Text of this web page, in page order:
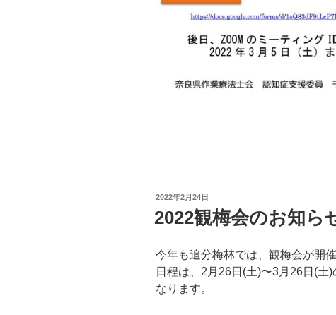
投
日:
2022年2月24日
2022観梅会のお知ら
今年も追分梅林では、観梅会が開
日程は、2月26日(土)〜3月26日(土
なります。